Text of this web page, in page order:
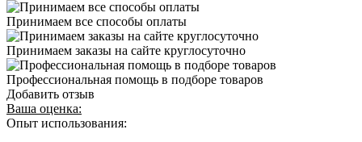
Принимаем все способы оплаты
Принимаем заказы на сайте круглосуточно
Профессиональная помощь в подборе товаров
Добавить отзыв
Ваша оценка:
Опыт использования: